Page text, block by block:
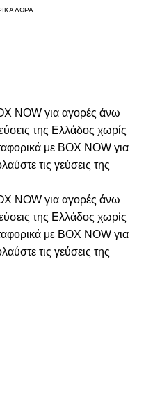
ΔΩΡΑ
NOW για αγορές άνω
της Ελλάδος χωρίς
με BOX NOW για
τις γεύσεις της
NOW για αγορές άνω
της Ελλάδος χωρίς
με BOX NOW για
τις γεύσεις της